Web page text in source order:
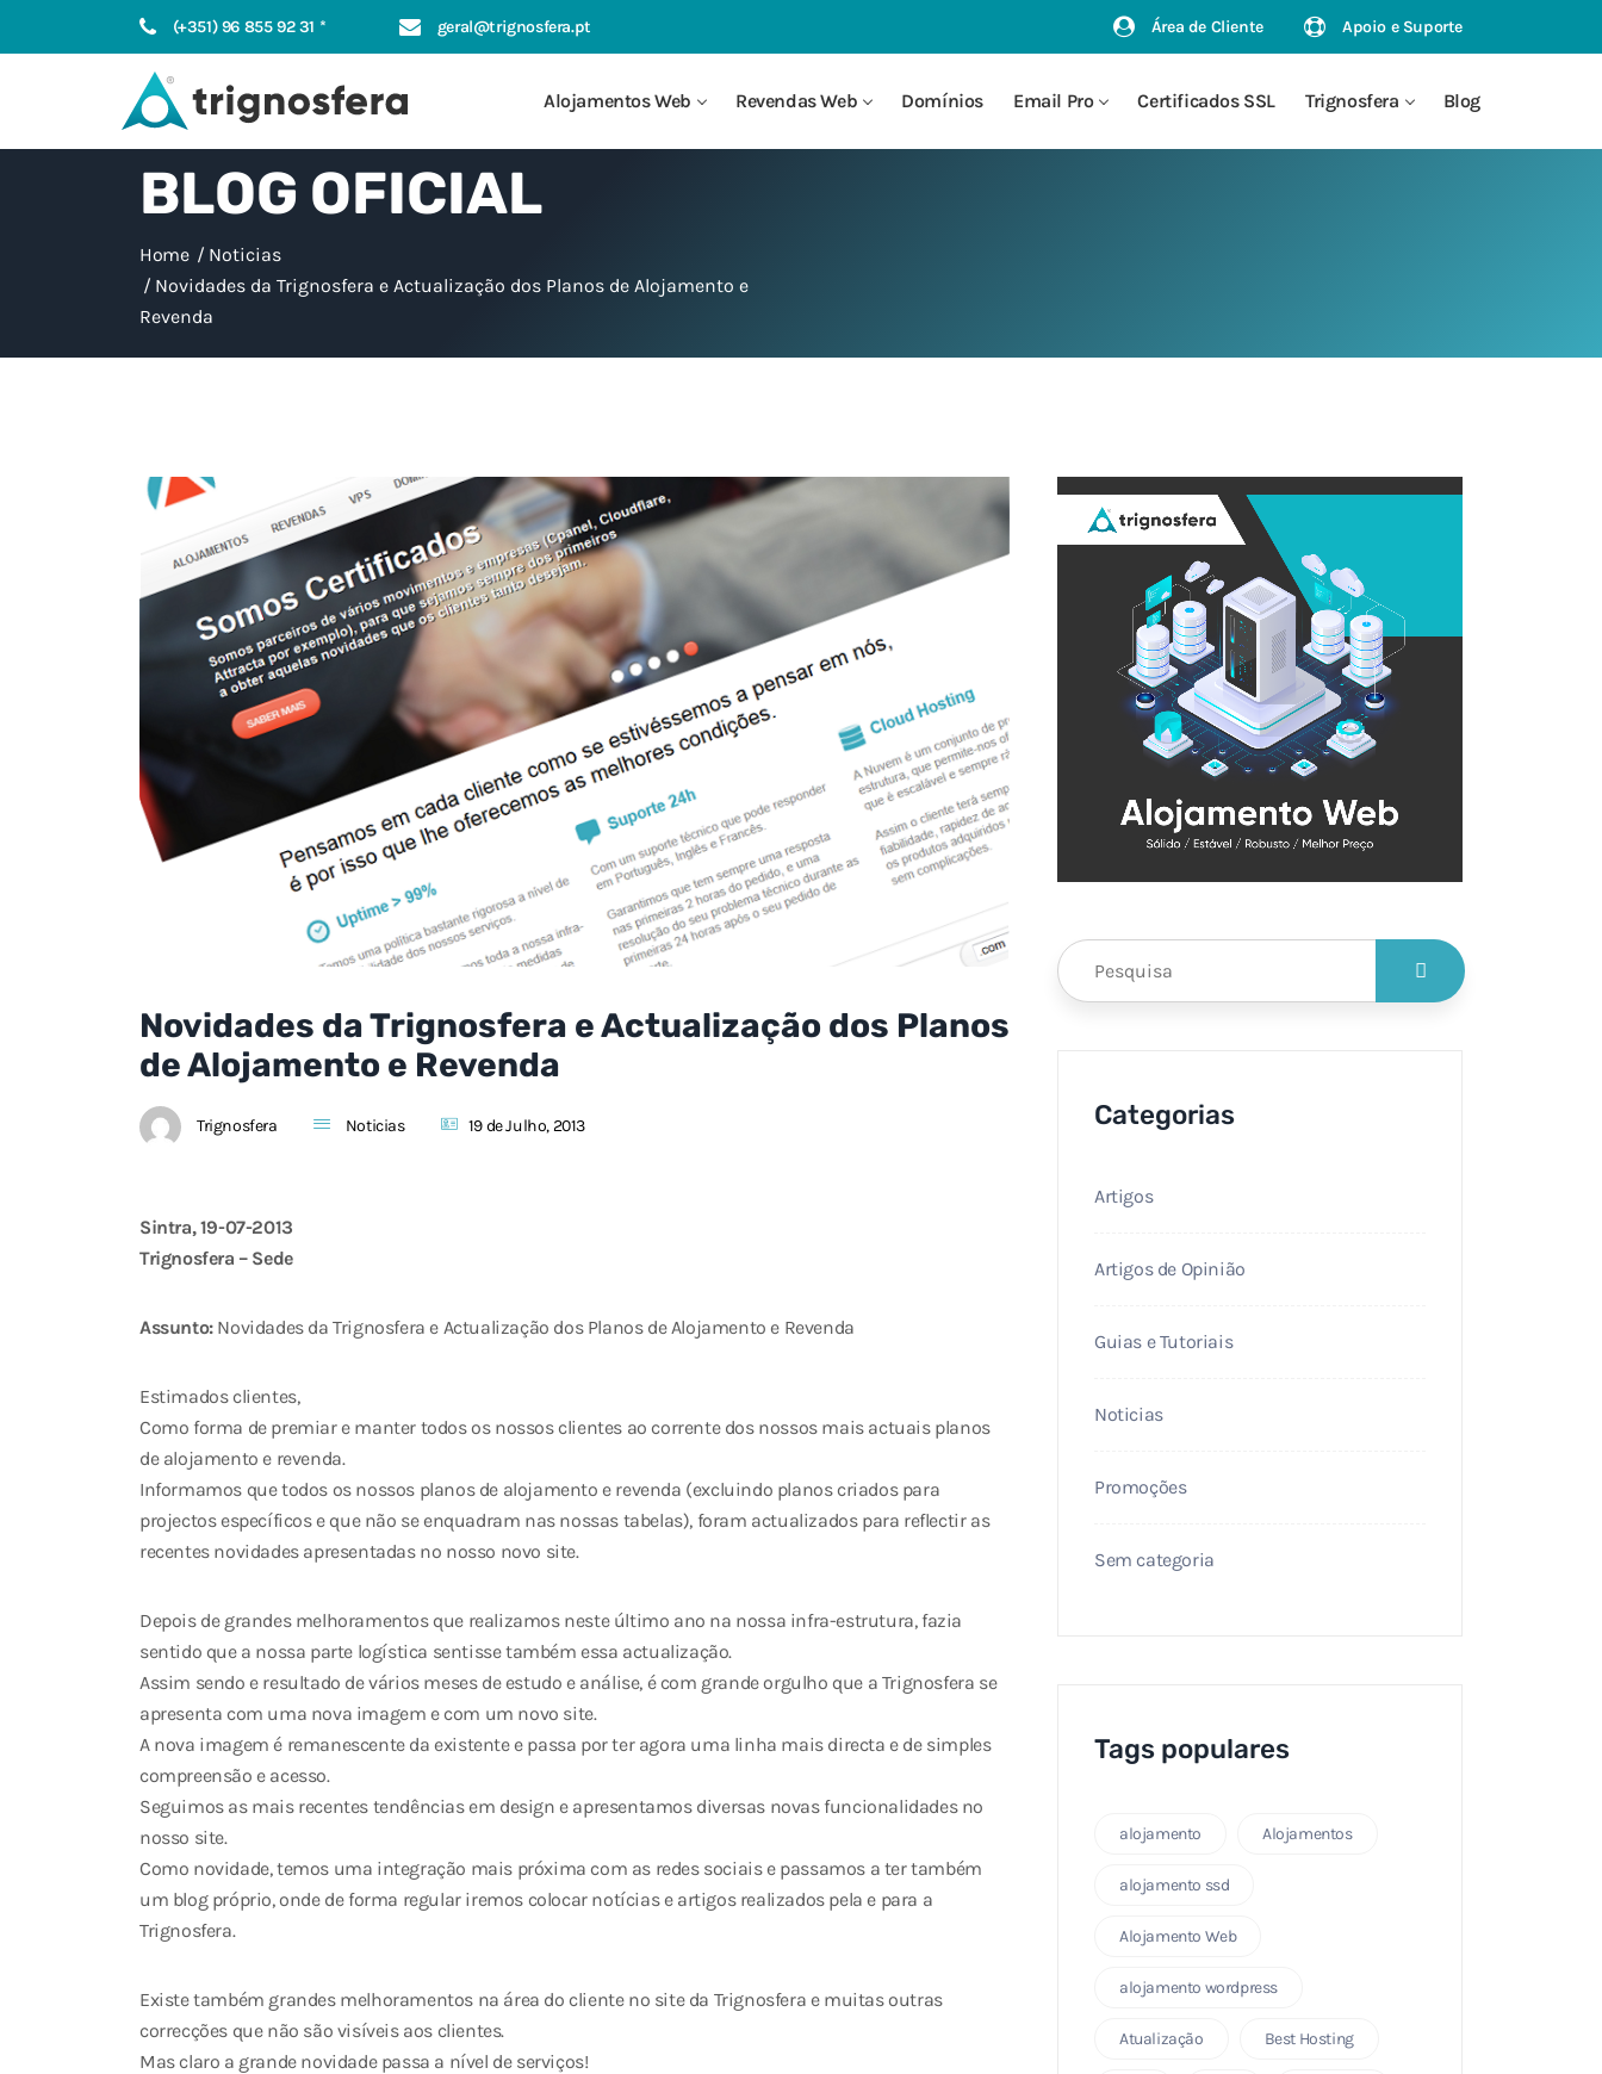
(+351) 96 855 92 31 * geral@trignosfera.pt Área de Cliente Apoio e Suporte
Alojamentos Web Revendas Web Domínios Email Pro Certificados SSL Trignosfera Blog
BLOG OFICIAL
Home
Noticias
Novidades da Trignosfera e Actualização dos Planos de Alojamento e
Revenda
Novidades da Trignosfera e Actualização dos Planos
de Alojamento e Revenda
Trignosfera Noticias 19 de Julho, 2013
Sintra, 19-07-2013
Trignosfera – Sede
Assunto:Novidades da Trignosfera e Actualização dos Planos de Alojamento e Revenda
Estimados clientes,
Como forma de premiar e manter todos os nossos clientes ao corrente dos nossos mais actuais planos
de alojamento e revenda.
Informamos que todos os nossos planos de alojamento e revenda (excluindo planos criados para
projectos específicos e que não se enquadram nas nossas tabelas), foram actualizados para reflectir as
recentes novidades apresentadas no nosso novo site.
Depois de grandes melhoramentos que realizamos neste último ano na nossa infra-estrutura, fazia
sentido que a nossa parte logística sentisse também essa actualização.
Assim sendo e resultado de vários meses de estudo e análise, é com grande orgulho que a Trignosfera se
apresenta com uma nova imagem e com um novo site.
A nova imagem é remanescente da existente e passa por ter agora uma linha mais directa e de simples
compreensão e acesso.
Seguimos as mais recentes tendências em design e apresentamos diversas novas funcionalidades no
nosso site.
Como novidade, temos uma integração mais próxima com as redes sociais e passamos a ter também
um blog próprio, onde de forma regular iremos colocar notícias e artigos realizados pela e para a
Trignosfera.
Existe também grandes melhoramentos na área do cliente no site da Trignosfera e muitas outras
correcções que não são visíveis aos clientes.
Mas claro a grande novidade passa a nível de serviços!
Categorias
Artigos
Artigos de Opinião
Guias e Tutoriais
Noticias
Promoções
Sem categoria
Tags populares
alojamento Alojamentos
alojamento ssd
Alojamento Web
alojamento wordpress
Atualização Best Hosting